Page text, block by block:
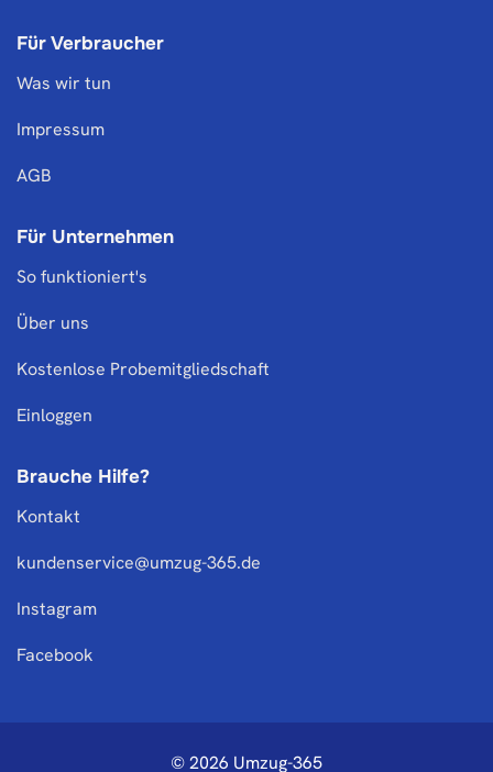
Für Verbraucher
Was wir tun
Impressum
AGB
Für Unternehmen
So funktioniert's
Über uns
Kostenlose Probemitgliedschaft
Einloggen
Brauche Hilfe?
Kontakt
kundenservice@umzug-365.de
Instagram
Facebook
© 2026 Umzug-365